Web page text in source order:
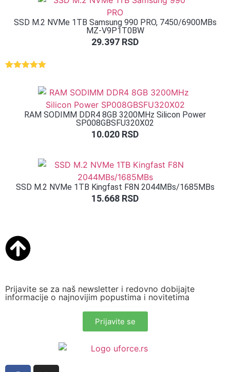
na osnovu
kupca
SSD M.2 NVMe 1TB Samsung 990 PRO, 7450/6900MBs
MZ-V9P1T0BW
29.397 RSD
na osnovu
RAM SODIMM DDR4 8GB 3200MHz Silicon Power
SP008GBSFU320X02
10.020 RSD
SSD M.2 NVMe 1TB Kingfast F8N 2044MBs/1685MBs
15.668 RSD
Prijavite se za naš newsletter i redovno dobijajte
informacije o najnovijim popustima i novitetima
Prijavite se